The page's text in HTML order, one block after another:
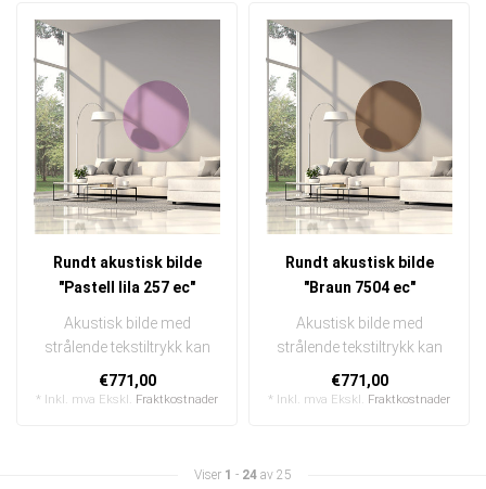
Rundt akustisk bilde
"Pastell lila 257 ec"
Akustisk bilde med
strålende tekstiltrykk kan
raskt og enkelt byttes ut
I en ..
€771,00
* Inkl. mva Ekskl. Fraktkostnader
Rundt akustisk bilde
"Braun 7504 ec"
Akustisk bilde med
strålende tekstiltrykk kan
raskt og enkelt byttes ut
I en ..
€771,00
* Inkl. mva Ekskl. Fraktkostnader
Viser 1 - 24 av 25